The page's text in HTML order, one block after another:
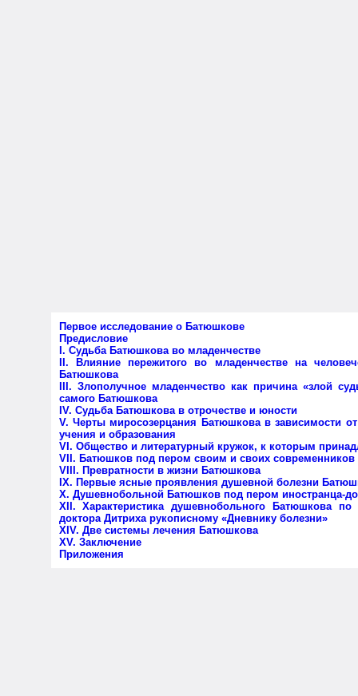
Первое исследование о Батюшкове
Предисловие
I. Судьба Батюшкова во младенчестве
II. Влияние пережитого во младенчестве на
Батюшкова
III. Злополучное младенчество как причина «злой
самого Батюшкова
IV. Судьба Батюшкова в отрочестве и юности
V. Черты миросозерцания Батюшкова в зависимости от
учения и образования
VI. Общество и литературный кружок, к которым
VII. Батюшков под пером своим и своих современников
VIII. Превратности в жизни Батюшкова
IX. Первые ясные проявления душевной болезни
X. Душевнобольной Батюшков под пером иностранца-
ХII. Характеристика душевнобольного Батюшкова по
доктора Дитриха рукописному «Дневнику болезни»
XIV. Две системы лечения Батюшкова
XV. Заключение
Приложения